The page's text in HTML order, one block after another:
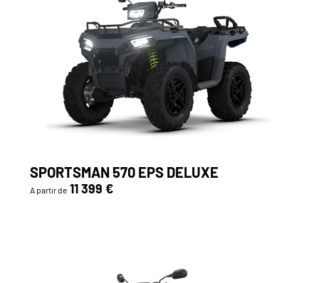
SPORTSMAN 570 EPS DELUXE
A partir de 11 399 €